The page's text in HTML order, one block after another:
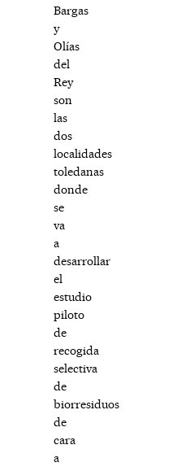
Bargas
y
Olías
del
Rey
son
las
dos
localidades
toledanas
donde
se
va
a
desarrollar
el
estudio
piloto
de
recogida
selectiva
de
biorresiduos
de
cara
a